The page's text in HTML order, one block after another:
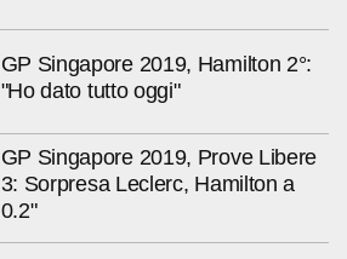
GP Singapore 2019, Hamilton 2°:
"Ho dato tutto oggi"
GP Singapore 2019, Prove Libere
3: Sorpresa Leclerc, Hamilton a
0.2"